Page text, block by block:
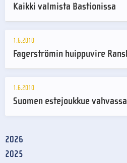
Kaikki valmista Bastionissa
1.6.2010
Fagerströmin huippuvire
1.6.2010
Suomen estejoukkue
2026
2025